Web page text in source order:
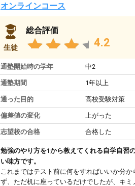
オンラインコース
生徒
総合評価
4.2
通塾開始時の学年 中2
通塾期間 1年以上
通った目的 高校受験対策
偏差値の変化 上がった
志望校の合格 合格した
勉強のやり方を1から教えてくれる自学自習
い味方です。
これまではテスト前に何をすればいいか分か
ず、ただ机に座っているだけでしたが、キミ